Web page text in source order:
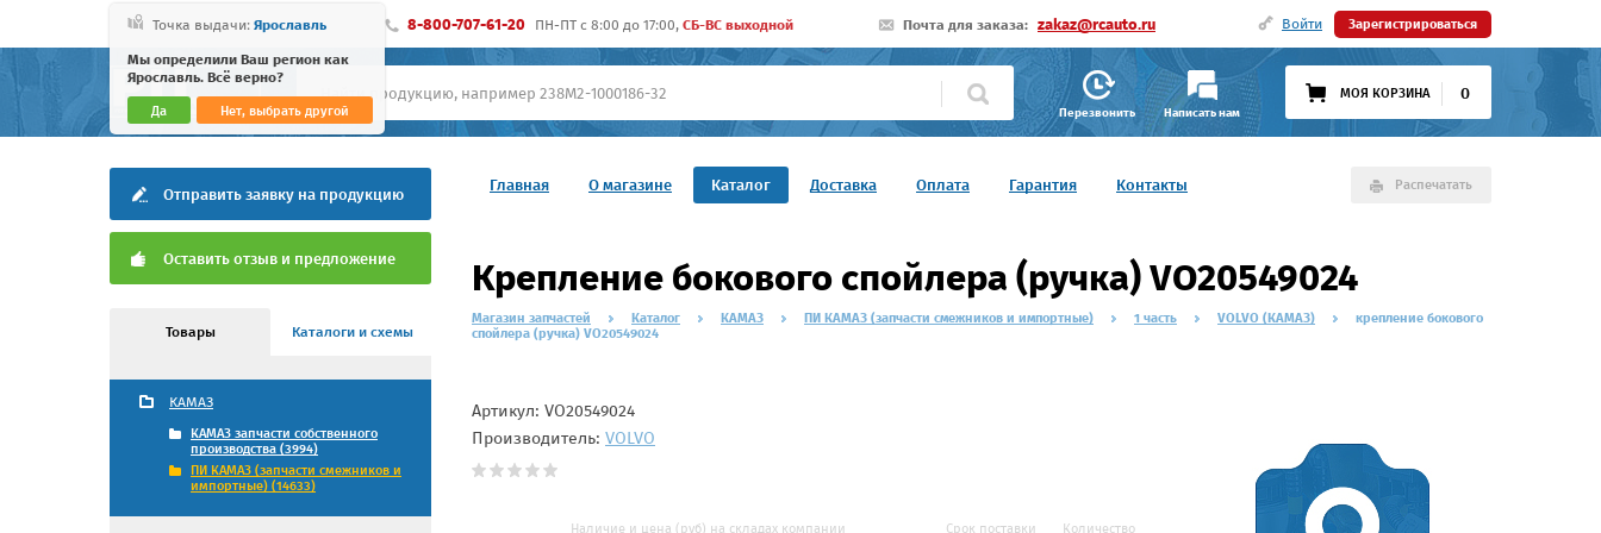
Точка выдачи: Ярославль
Мы определили Ваш регион как
Ярославль. Всё верно?
Да Нет, выбрать другой
8-800-707-61-20 ПН-ПТ c 8:00 до 17:00, СБ-ВС выходной Почта для заказа: zakaz@rcauto.ru Войти Зарегистрироваться
Перезвонить Написать нам
МОЯ КОРЗИНА 0
Главная О магазине Каталог Доставка Оплата Гарантия Контакты Распечатать
Отправить заявку на продукцию
Оставить отзыв и предложение
Товары Каталоги и схемы
КАМАЗ
КАМАЗ запчасти собственного
производства (3994)
ПИ КАМАЗ (запчасти смежников и
импортные) (14633)
Крепление бокового спойлера (ручка) VO20549024
Магазин запчастей Каталог КАМАЗ ПИ КАМАЗ (запчасти смежников и импортные) 1 часть VOLVO (КАМАЗ)
крепление бокового
спойлера (ручка) VO20549024
Артикул: VO20549024
Производитель: VOLVO
Наличие и цена (руб) на складах компании Срок поставки Количество